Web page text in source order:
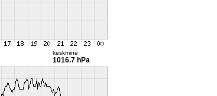
keskmine
1016.7 hPa